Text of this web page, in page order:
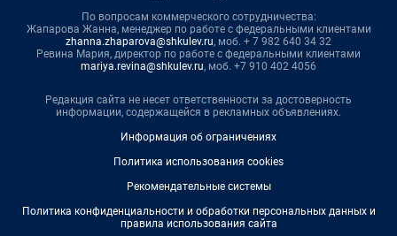
По вопросам коммерческого сотрудничества:
Жапарова Жанна, менеджер по работе с федеральными клиентами
zhanna.zhaparova@shkulev.ru, моб. + 7 982 640 34 32
Ревина Мария, директор по работе с федеральными клиентами
mariya.revina@shkulev.ru, моб. +7 910 402 4056
Редакция сайта не несет ответственности за достоверность
информации, содержащейся в рекламных объявлениях.
Информация об ограничениях
Политика использования cookies
Рекомендательные системы
Политика конфиденциальности и обработки персональных данных и
правила использования сайта